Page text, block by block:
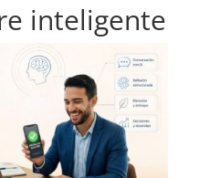
inteligente